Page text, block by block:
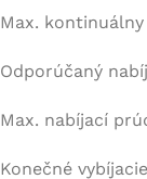
Max.
Odporúčaný
Max. nabíjací
Konečné